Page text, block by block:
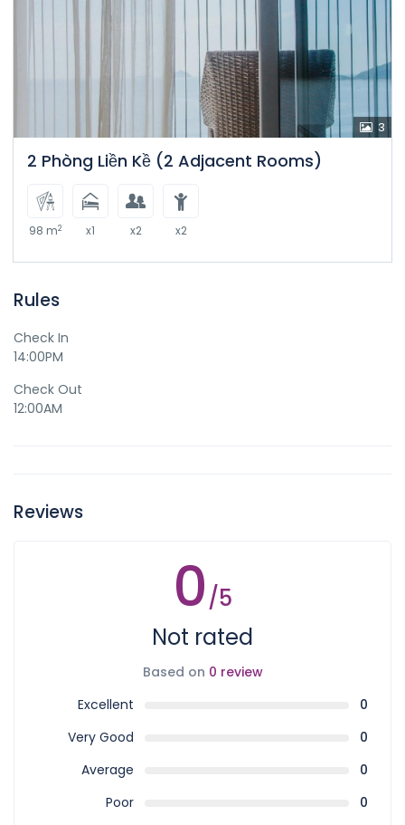
3
2 Phòng Liền Kề (2 Adjacent Rooms)
98 m2 x1 x2 x2
Rules
Check In
14:00PM
Check Out
12:00AM
Reviews
0/5
Not rated
Based on 0 review
Excellent
0
Very Good
0
Average
0
Poor
0